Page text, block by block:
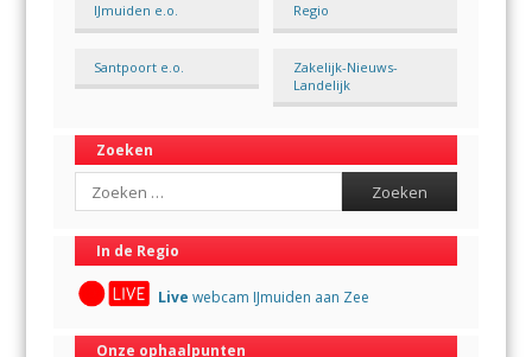
IJmuiden e.o. Regio
Santpoort e.o.
Zakelijk-Nieuws-
Landelijk
Zoeken
Search
In de Regio
Live webcam IJmuiden aan Zee
Onze ophaalpunten